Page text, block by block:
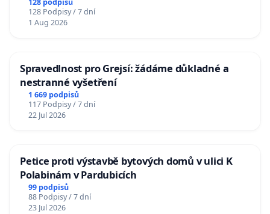
128 podpisů
128 Podpisy / 7 dní
1 Aug 2026
Spravedlnost pro Grejsí: žádáme důkladné a
nestranné vyšetření
1 669 podpisů
117 Podpisy / 7 dní
22 Jul 2026
Petice proti výstavbě bytových domů v ulici K
Polabinám v Pardubicích
99 podpisů
88 Podpisy / 7 dní
23 Jul 2026